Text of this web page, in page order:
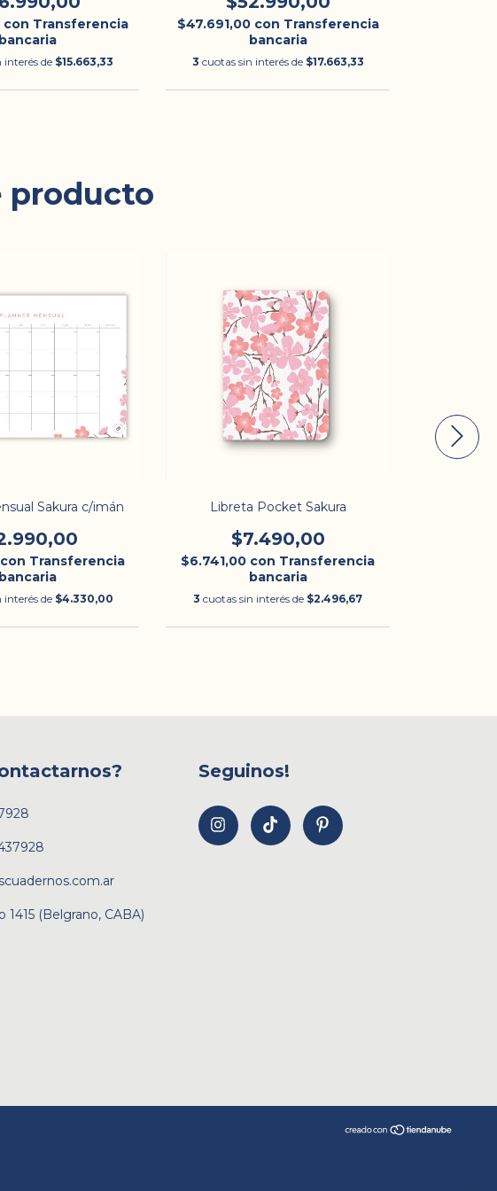
con Transferencia
bancaria
interés de $15.663,33
$47.691,00 con Transferencia
bancaria
3 cuotas sin interés de $17.663,33
producto
Sakura c/imán
con Transferencia
bancaria
interés de $4.330,00
Libreta Pocket Sakura
$7.490,00
$6.741,00 con Transferencia
bancaria
3 cuotas sin interés de $2.496,67
1415 (Belgrano, CABA)
Seguinos!